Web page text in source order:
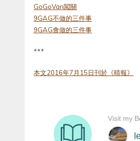
GoGoVan闖關
9GAG不做的三件事
9GAG會做的三件事
***
本文2016年7月15日刊於《晴報》